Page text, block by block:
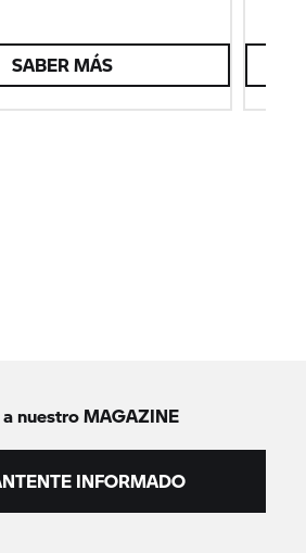
SABER MÁS
nuestro MAGAZINE
INFORMADO